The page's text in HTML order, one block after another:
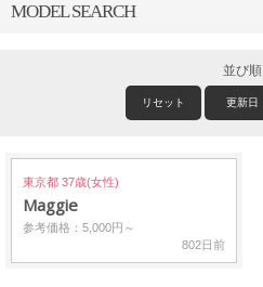
MODEL SEARCH
並び順
リセット 更新日
東京都 37歳(女性)
Maggie
参考価格：5,000円～
802日前